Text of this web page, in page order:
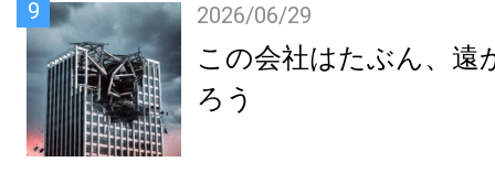
9 2026/06/29
この会社はたぶん、遠
ろう